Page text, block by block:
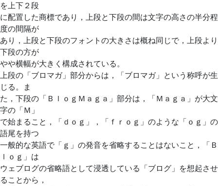
を上下２段
に配置した商標であり，上段と下段の間は文字の高さの半分程
度の間隔が
あり，上段と下段のフォントの大きさは概ね同じで，上段より
下段の方が
やや横幅が大きく構成されている。
上段の「ブロマガ」部分からは，「ブロマガ」という称呼が生
じる。ま
た，下段の「ＢｌｏｇＭａｇａ」部分は，「Ｍａｇａ」が大文
字の「Ｍ」
で始まること，「ｄｏｇ」，「ｆｒｏｇ」のような「ｏｇ」の
語尾を持つ
一般的な英語で「ｇ」の発音を省略することはないこと，「Ｂ
ｌｏｇ」は
ウェブログの省略語として浸透している「ブログ」を想起させ
ることから，